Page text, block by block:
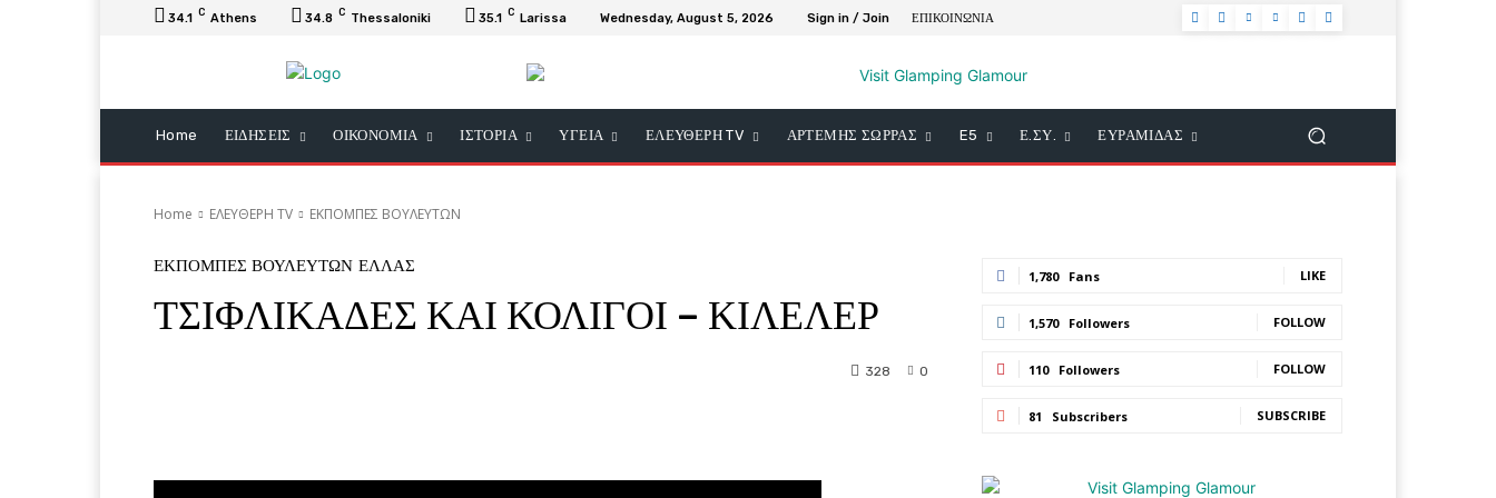
34.1 C Athens 34.8 C Thessaloniki 35.1 C Larissa Wednesday, August 5, 2026 Sign in / Join ΕΠΙΚΟΙΝΩΝΙΑ
Home ΕΙΔΗΣΕΙΣ ΟΙΚΟΝΟΜΙΑ ΙΣΤΟΡΙΑ ΥΓΕΙΑ ΕΛΕΥΘΕΡΗ TV ΑΡΤΕΜΗΣ ΣΩΡΡΑΣ E5 Ε.ΣΥ. ΕΥΡΑΜΙΔΑΣ
Home ΕΛΕΥΘΕΡΗ ΤV ΕΚΠΟΜΠΕΣ ΒΟΥΛΕΥΤΩΝ
ΕΚΠΟΜΠΕΣ ΒΟΥΛΕΥΤΩΝ ΕΛΛΑΣ
ΤΣΙΦΛΙΚΑΔΕΣ ΚΑΙ ΚΟΛΙΓΟΙ – ΚΙΛΕΛΕΡ
0
328
1,780 Fans LIKE
1,570 Followers FOLLOW
110 Followers FOLLOW
81 Subscribers SUBSCRIBE